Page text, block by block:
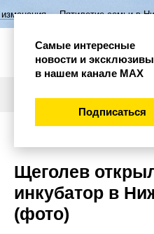
семьи в Нижегородской
Щеголев
инкубатор в
(фото)
Самые интересные
новости и
в нашем канале МАХ
Подписаться